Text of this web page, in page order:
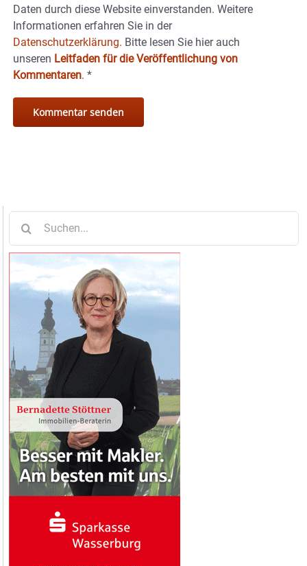
Daten durch diese Website einverstanden. Weitere
Informationen erfahren Sie in der
Datenschutzerklärung. Bitte lesen Sie hier auch
unseren Leitfaden für die Veröffentlichung von
Kommentaren. *
nach: